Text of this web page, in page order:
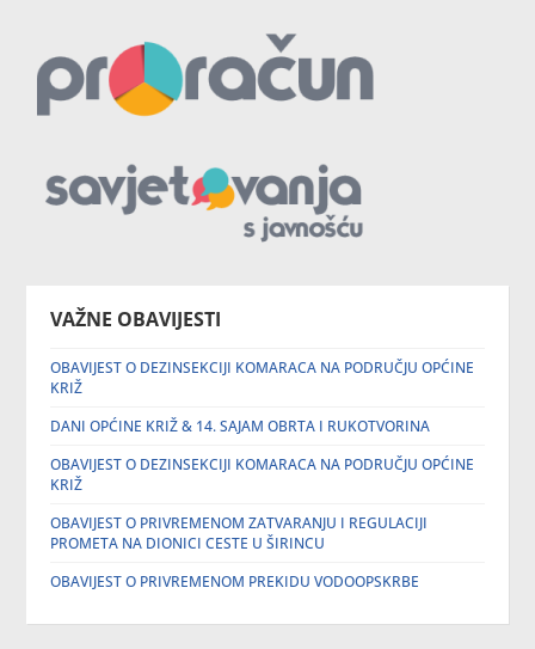
VAŽNE OBAVIJESTI
OBAVIJEST O DEZINSEKCIJI KOMARACA NA PODRUČJU OPĆINE
KRIŽ
DANI OPĆINE KRIŽ & 14. SAJAM OBRTA I RUKOTVORINA
OBAVIJEST O DEZINSEKCIJI KOMARACA NA PODRUČJU OPĆINE
KRIŽ
OBAVIJEST O PRIVREMENOM ZATVARANJU I REGULACIJI
PROMETA NA DIONICI CESTE U ŠIRINCU
OBAVIJEST O PRIVREMENOM PREKIDU VODOOPSKRBE